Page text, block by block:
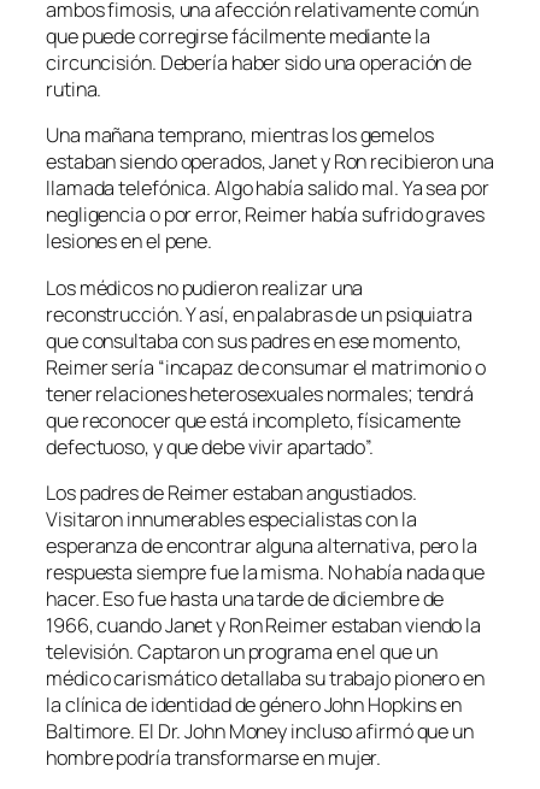
ambos fimosis, una afección relativamente común
que puede corregirse fácilmente mediante la
circuncisión. Debería haber sido una operación de
rutina.
Una mañana temprano, mientras los gemelos
estaban siendo operados, Janet y Ron recibieron una
llamada telefónica. Algo había salido mal. Ya sea por
negligencia o por error, Reimer había sufrido graves
lesiones en el pene.
Los médicos no pudieron realizar una
reconstrucción. Y así, en palabras de un psiquiatra
que consultaba con sus padres en ese momento,
Reimer sería “incapaz de consumar el matrimonio o
tener relaciones heterosexuales normales; tendrá
que reconocer que está incompleto, físicamente
defectuoso, y que debe vivir apartado”.
Los padres de Reimer estaban angustiados.
Visitaron innumerables especialistas con la
esperanza de encontrar alguna alternativa, pero la
respuesta siempre fue la misma. No había nada que
hacer. Eso fue hasta una tarde de diciembre de
1966, cuando Janet y Ron Reimer estaban viendo la
televisión. Captaron un programa en el que un
médico carismático detallaba su trabajo pionero en
la clínica de identidad de género John Hopkins en
Baltimore. El Dr. John Money incluso afirmó que un
hombre podría transformarse en mujer.